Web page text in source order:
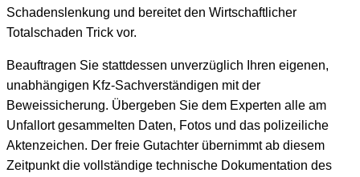
Schadenslenkung und bereitet den Wirtschaftlicher
Totalschaden Trick vor.
Beauftragen Sie stattdessen unverzüglich Ihren eigenen,
unabhängigen Kfz-Sachverständigen mit der
Beweissicherung. Übergeben Sie dem Experten alle am
Unfallort gesammelten Daten, Fotos und das polizeiliche
Aktenzeichen. Der freie Gutachter übernimmt ab diesem
Zeitpunkt die vollständige technische Dokumentation des